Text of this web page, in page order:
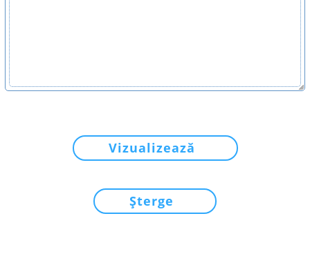
Vizualizează
Șterge